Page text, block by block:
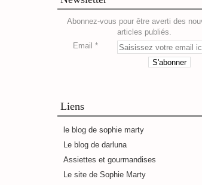
Abonnez-vous pour être averti des
articles publiés.
Email
Liens
le blog de sophie marty
Le blog de darluna
Assiettes et gourmandises
Le site de Sophie Marty